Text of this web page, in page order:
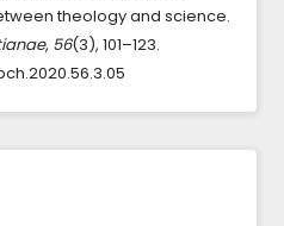
theology and science.
, 56(3), 101–123.